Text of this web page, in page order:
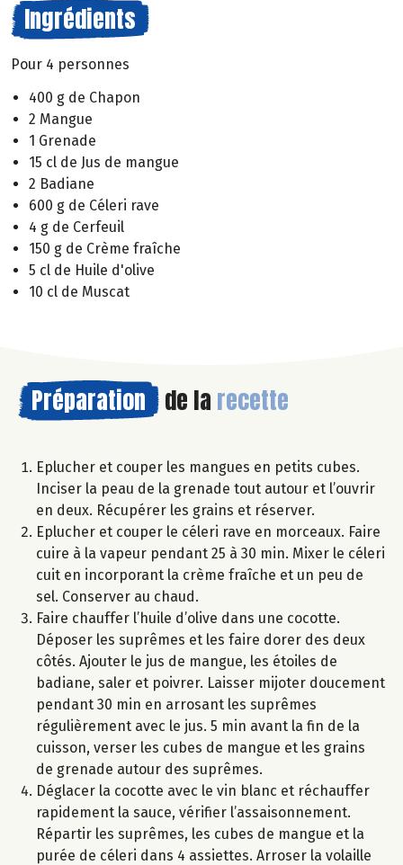
Ingrédients
Pour 4 personnes
400 g de Chapon
2 Mangue
1 Grenade
15 cl de Jus de mangue
2 Badiane
600 g de Céleri rave
4 g de Cerfeuil
150 g de Crème fraîche
5 cl de Huile d'olive
10 cl de Muscat
Préparation de la recette
Eplucher et couper les mangues en petits cubes.
Inciser la peau de la grenade tout autour et l’ouvrir
en deux. Récupérer les grains et réserver.
Eplucher et couper le céleri rave en morceaux. Faire
cuire à la vapeur pendant 25 à 30 min. Mixer le céleri
cuit en incorporant la crème fraîche et un peu de
sel. Conserver au chaud.
Faire chauffer l’huile d’olive dans une cocotte.
Déposer les suprêmes et les faire dorer des deux
côtés. Ajouter le jus de mangue, les étoiles de
badiane, saler et poivrer. Laisser mijoter doucement
pendant 30 min en arrosant les suprêmes
régulièrement avec le jus. 5 min avant la fin de la
cuisson, verser les cubes de mangue et les grains
de grenade autour des suprêmes.
Déglacer la cocotte avec le vin blanc et réchauffer
rapidement la sauce, vérifier l’assaisonnement.
Répartir les suprêmes, les cubes de mangue et la
purée de céleri dans 4 assiettes. Arroser la volaille